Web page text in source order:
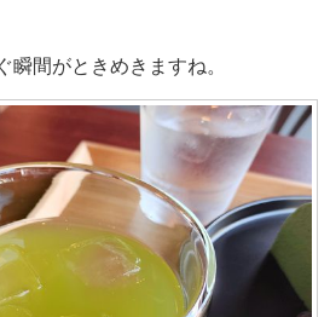
瞬間がときめきますね。